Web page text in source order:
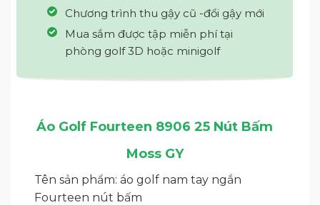
Chương trình thu gậy cũ -đổi gậy mới
Mua sắm được tập miễn phí tại
phòng golf 3D hoặc minigolf
Áo Golf Fourteen 8906 25 Nút Bấm
Moss GY
Tên sản phẩm: áo golf nam tay ngắn
Fourteen nút bấm